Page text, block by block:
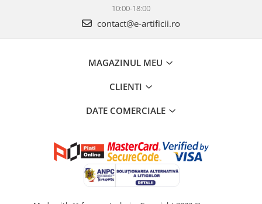
10:00-18:00
contact@e-artificii.ro
MAGAZINUL MEU
CLIENTI
DATE COMERCIALE